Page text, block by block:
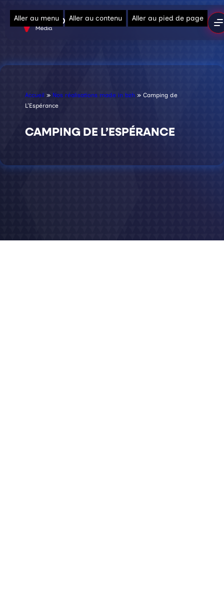
Aller au menu Aller au contenu Aller au pied de page
Accueil » Nos réalisations made in bzh » Camping de
L’Espérance
CAMPING DE L’ESPÉRANCE